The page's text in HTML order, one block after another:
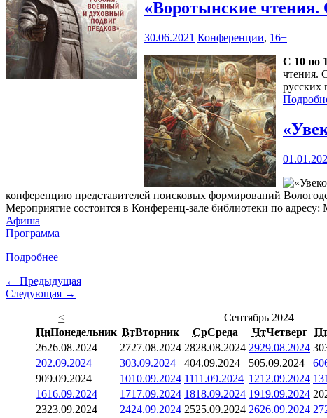
«Воротынские чтения.
30.06.2021 Конференции, 16+
С 10 по
чтения.
русских
конференцию представителей поисковых формирований
Мероприятие состоится в Конференц-зале библиотеки по адресу:
Афиша
Программа
Подробнее
← Предыдущая
Следующая →
<
Сентябрь 2024
ПнПонедельник ВтВторник СрСреда ЧтЧетверг
2626.08.2024 2727.08.2024 2828.08.2024 2929.08.2024 30
202.09.2024 303.09.2024 404.09.2024 505.09.2024 6
909.09.2024 1010.09.2024 1111.09.2024 1212.09.2024 13
1616.09.2024 1717.09.2024 1818.09.2024 1919.09.2024 20
2323.09.2024 2424.09.2024 2525.09.2024 2626.09.2024 27